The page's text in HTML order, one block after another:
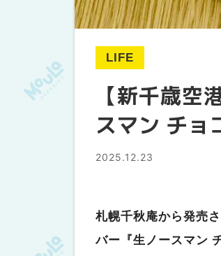
LIFE
【新千歳空
スマン チョ
2025.12.23
札幌千秋庵から発売
バー『生ノースマン